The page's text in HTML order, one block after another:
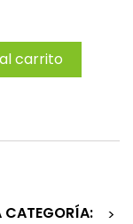
carrito
CATEGORÍA:
>